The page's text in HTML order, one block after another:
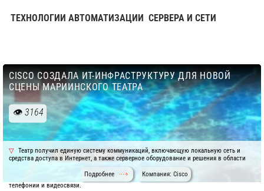
ТЕХНОЛОГИИ АВТОМАТИЗАЦИИ СЕРВЕРА И СЕТИ
CISCO СОЗДАЛА ИТ-ИНФРАСТРУКТУРУ ДЛЯ НОВОЙ
СЦЕНЫ МАРИИНСКОГО ТЕАТРА
3164
Театр получил единую систему коммуникаций, включающую локальную сеть и
средства доступа в Интернет, а также серверное оборудование и решения в области
телефонии и видеосвязи.
Подробнее Компания: Cisco